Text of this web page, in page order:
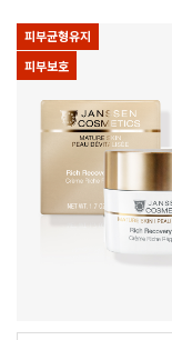
피부균형유지
피부보호